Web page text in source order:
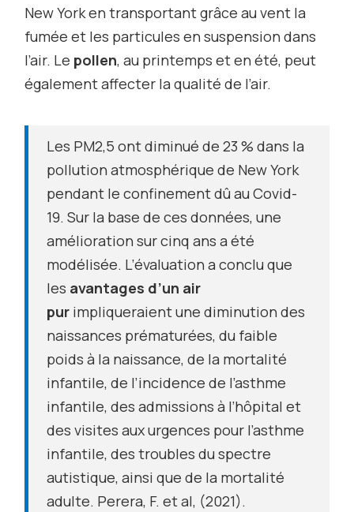
New York en transportant grâce au vent la
fumée et les particules en suspension dans
l’air. Le pollen, au printemps et en été, peut
également affecter la qualité de l’air.
Les PM2,5 ont diminué de 23 % dans la
pollution atmosphérique de New York
pendant le confinement dû au Covid-
19. Sur la base de ces données, une
amélioration sur cinq ans a été
modélisée. L’évaluation a conclu que
les avantages d’un air
pur impliqueraient une diminution des
naissances prématurées, du faible
poids à la naissance, de la mortalité
infantile, de l’incidence de l’asthme
infantile, des admissions à l’hôpital et
des visites aux urgences pour l’asthme
infantile, des troubles du spectre
autistique, ainsi que de la mortalité
adulte. Perera, F. et al, (2021).